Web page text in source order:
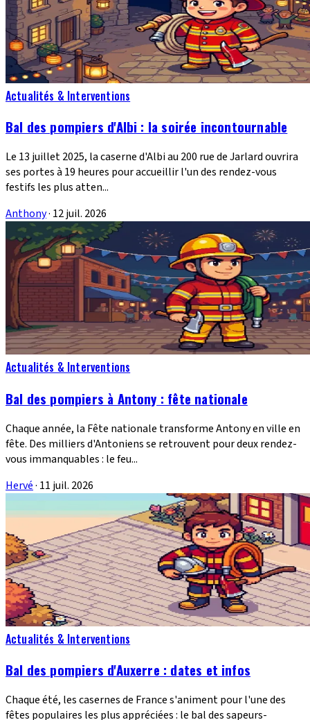
Actualités & Interventions
Bal des pompiers d'Albi : la soirée incontournable
Le 13 juillet 2025, la caserne d'Albi au 200 rue de Jarlard ouvrira
ses portes à 19 heures pour accueillir l'un des rendez-vous
festifs les plus atten...
Anthony· 12 juil. 2026
Actualités & Interventions
Bal des pompiers à Antony : fête nationale
Chaque année, la Fête nationale transforme Antony en ville en
fête. Des milliers d'Antoniens se retrouvent pour deux rendez-
vous immanquables : le feu...
Hervé· 11 juil. 2026
Actualités & Interventions
Bal des pompiers d'Auxerre : dates et infos
Chaque été, les casernes de France s'animent pour l'une des
fêtes populaires les plus appréciées : le bal des sapeurs-